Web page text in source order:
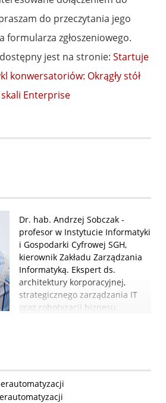
do przeczytania jego
formularza zgłoszeniowego.
jest na stronie: Startuje
konwersatoriów: Okrągły stół
Enterprise
Dr. hab. Andrzej Sobczak -
profesor w Instytucie Informatyki
i Gospodarki Cyfrowej SGH,
kierownik Zakładu Zarządzania
Informatyką. Ekspert ds.
architektury korporacyjnej,
strategicznego zarządzania IT
oraz robotyzacji biznesu.